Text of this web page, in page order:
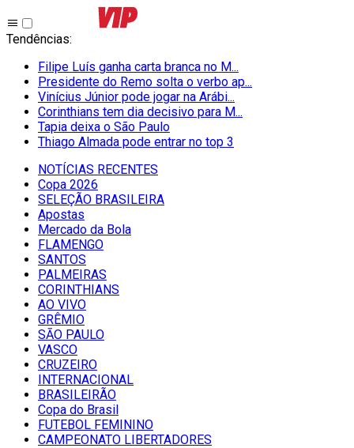
Tendências:
Filipe Luís ganha carta branca no M...
Presidente do Remo solta o verbo ap...
Vinícius Júnior pode jogar na Arábi...
Corinthians tem dia decisivo para M...
Tapia deixa o São Paulo
Thiago Almada pode entrar no top 3
NOTÍCIAS RECENTES
Copa 2026
SELEÇÃO BRASILEIRA
Apostas
Mercado da Bola
FLAMENGO
SANTOS
PALMEIRAS
CORINTHIANS
AO VIVO
GRÊMIO
SĀO PAULO
VASCO
CRUZEIRO
INTERNACIONAL
BRASILEIRÃO
Copa do Brasil
FUTEBOL FEMININO
CAMPEONATO LIBERTADORES